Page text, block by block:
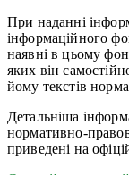
При наданні
інформаційного
наявні в цьому
яких він
йому текстів
Детальніша
нормативно-
приведені на